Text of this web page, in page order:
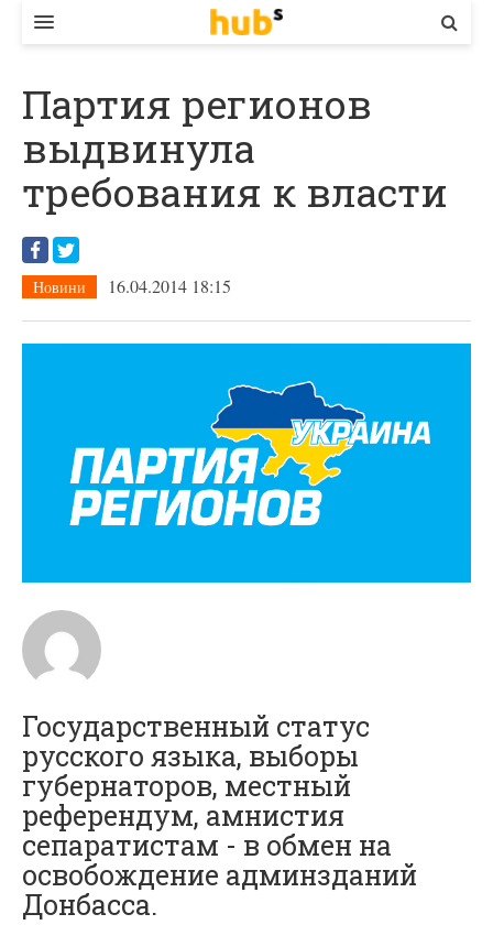
ЕКОНОМІКА
БІЗНЕС
СТАРТЕР
КОНТАКТИ
Партия регионов
выдвинула
требования к власти
Новини 16.04.2014 18:15
Государственный статус
русского языка, выборы
губернаторов, местный
референдум, амнистия
сепаратистам - в обмен на
освобождение админзданий
Донбасса.